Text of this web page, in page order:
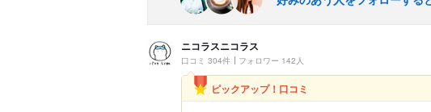
ニコラスニコラス
口コミ 304件 フォロワー 142人
ピックアップ！口コミ